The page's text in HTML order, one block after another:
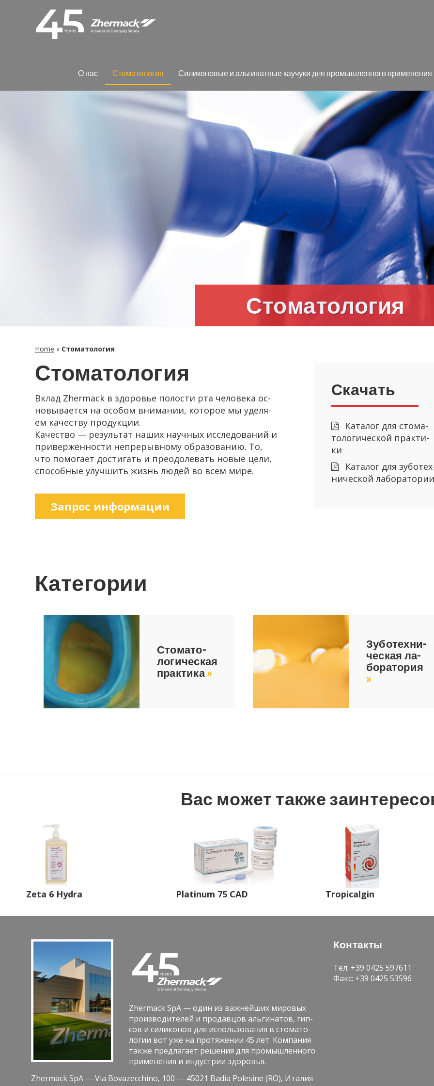
О нас Сто­ма­то­ло­гия Си­ли­ко­но­вые и аль­ги­нат­ные ка­у­чу­ки для про­мыш­лен­но­го при­ме­не­ния
Сто­ма­то­ло­гия
Home » Сто­ма­то­ло­гия
Сто­ма­то­ло­гия
Вклад Zhermack в здо­ро­вье по­ло­сти рта че­ло­ве­ка ос­
но­вы­ва­ет­ся на осо­бом вни­ма­нии, ко­то­рое мы уде­ля­
ем ка­че­ству про­дук­ции.
Ка­че­ство — ре­зуль­тат наших на­уч­ных ис­сле­до­ва­ний и
при­вер­жен­но­сти непре­рыв­но­му об­ра­зо­ва­нию. То,
что по­мо­га­ет до­сти­гать и пре­одо­ле­вать новые цели,
спо­соб­ные улуч­шить жизнь людей во всем мире.
За­прос ин­фор­ма­ции
Ска­чать
Ка­та­лог для сто­ма­
то­ло­ги­че­ской прак­ти­
ки
Ка­та­лог для
ни­че­ской ла­бо­ра­то­рии
Ка­те­го­рии
Сто­ма­то­
ло­ги­че­ская
прак­ти­ка»
Зу­бо­тех­ни­
че­ская ла­
бо­ра­то­рия
»
Вас может также
Zeta 6 Hydra Platinum 75 CAD Tropicalgin
Zhermack SpA — один из важ­ней­ших ми­ро­вых
про­из­во­ди­те­лей и про­дав­цов аль­ги­на­тов, гип­
сов и си­ли­ко­нов для ис­поль­зо­ва­ния в сто­ма­то­
ло­гии вот уже на про­тя­же­нии 45 лет. Ком­па­ния
также пред­ла­га­ет ре­ше­ния для про­мыш­лен­но­го
при­ме­не­ния и ин­ду­стрии здо­ро­вья.
Zhermack SpA — Via Bovazecchino, 100 — 45021 Badia Polesine (RO), Ита­лия
Кон­так­ты
Тел: +39 0425 597611
Факс: +39 0425 53596